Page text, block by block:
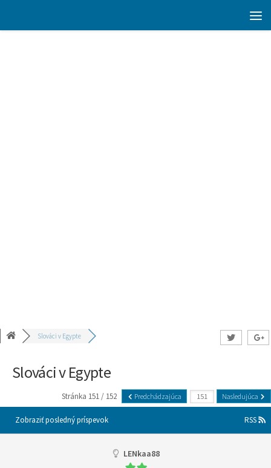
Slováci v Egypte
Slováci v Egypte
Stránka 151 / 152 Predchádzajúca Nasledujúca
Zobraziť posledný príspevok RSS
LENkaa88